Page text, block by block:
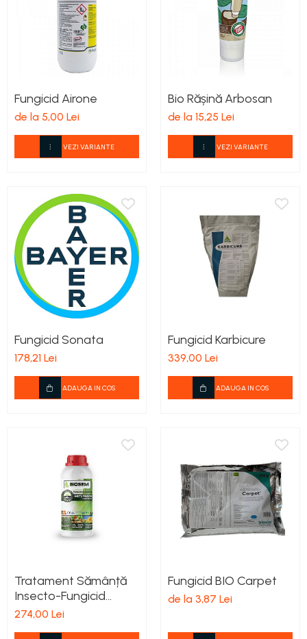
Fungicid Airone
de la 5,00 Lei
VEZI VARIANTE
Bio Rășină Arbosan
de la 15,25 Lei
VEZI VARIANTE
Fungicid Sonata
178,21 Lei
ADAUGA IN COS
Fungicid Karbicure
339,00 Lei
ADAUGA IN COS
Tratament Sămânță
Insecto-Fungicid
Organic Biosem
274,00 Lei
Fungicid BIO Carpet
de la 3,87 Lei